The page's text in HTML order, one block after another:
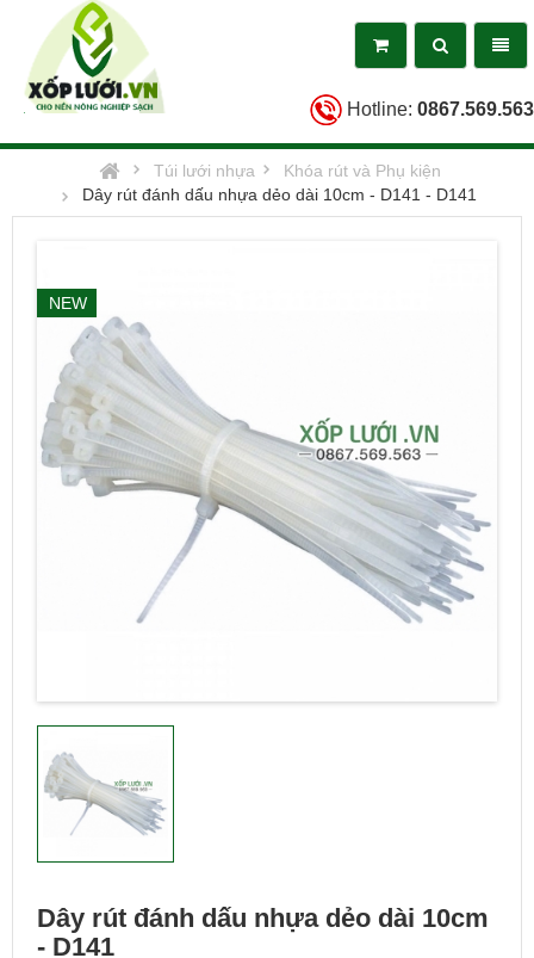
Toggle
Toggle
search
Hotline: 0867.569.563
Túi lưới nhựa
Khóa rút và Phụ kiện
Dây rút đánh dấu nhựa dẻo dài 10cm - D141 - D141
NEW
Dây rút đánh dấu nhựa dẻo dài 10cm
- D141